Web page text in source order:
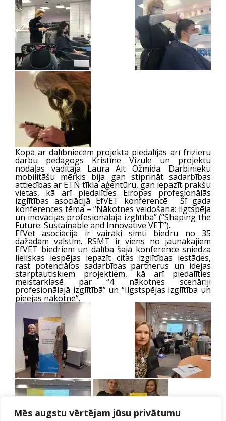
Mēs augstu vērtējam jūsu privātumu
Kopā ar dalībniecēm projekta piedalījās arī frizieru
darbu pedagogs Kristīne Vizule un projektu
nodaļas vadītāja Laura Ait Ožmida. Darbinieku
mobilitāšu mērķis bija gan stiprināt sadarbības
attiecības ar ETN tīkla aģentūru, gan iepazīt prakšu
vietas, kā arī piedalīties Eiropas profesionālās
izglītības asociācijā EfVET konferencē. Šī gada
konferences tēma – “Nākotnes veidošana: ilgtspēja
un inovācijas profesionālajā izglītībā” (“Shaping the
Future: Sustainable and Innovative VET”).
EfVet asociācijā ir vairāki simti biedru no 35
dažādām valstīm. RSMT ir viens no jaunākajiem
EfVET biedriem un dalība šajā konference sniedza
lieliskas iespējas iepazīt citas izglītības iestādes,
rast potenciālos sadarbības partnerus un idejas
starptautiskiem projektiem, kā arī piedalīties
meistarklasē par “4 nākotnes scenāriji
profesionālajā izglītībā” un “Ilgstspējas izglītība un
pieejas nākotnē”.